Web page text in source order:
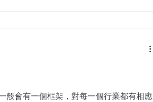
般會有一個框架，對每一個行業都有相應